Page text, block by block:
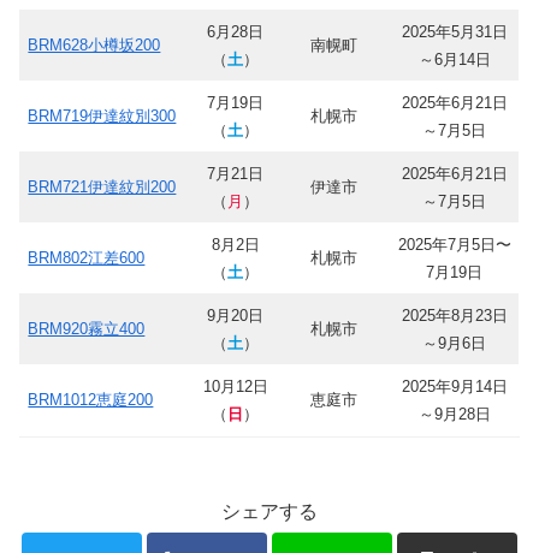
BRM628小樽坂200
6月28日
（土）
南幌町
2025年5月31日
～6月14日
BRM719伊達紋別300
7月19日
（土）
札幌市
2025年6月21日
～7月5日
BRM721伊達紋別200
7月21日
（ 月 ）
伊達市
2025年6月21日
～7月5日
BRM802江差600
8月2日
（土）
札幌市
2025年7月5日〜
7月19日
BRM920霧立400
9月20日
（土）
札幌市
2025年8月23日
～9月6日
BRM1012恵庭200
10月12日
（ 日 ）
恵庭市
2025年9月14日
～9月28日
シェアする